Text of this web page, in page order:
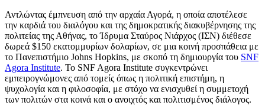
Αντλώντας έμπνευση από την αρχαία Αγορά, η οποία αποτέλεσε
την καρδιά του διαλόγου και της δημοκρατικής διακυβέρνησης της
πολιτείας της Αθήνας, το Ίδρυμα Σταύρος Νιάρχος (ΙΣΝ) διέθεσε
δωρεά $150 εκατομμυρίων δολαρίων, σε μια κοινή προσπάθεια με
το Πανεπιστήμιο Johns Hopkins, με σκοπό τη δημιουργία του SNF
Agora Institute. Το SNF Agora Institute συγκεντρώνει
εμπειρογνώμονες από τομείς όπως η πολιτική επιστήμη, η
ψυχολογία και η φιλοσοφία, με στόχο να ενισχυθεί η συμμετοχή
των πολιτών στα κοινά και ο ανοιχτός και πολιτισμένος διάλογος.